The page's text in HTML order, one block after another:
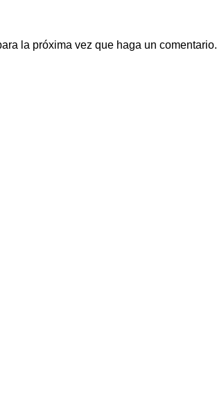
la próxima vez que haga un comentario.